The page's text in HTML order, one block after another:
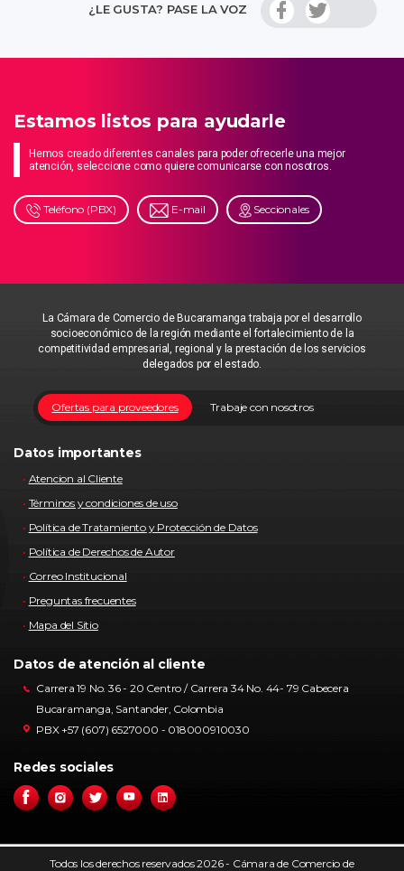
¿LE GUSTA? PASE LA VOZ
Estamos listos para ayudarle
Hemos creado diferentes canales para poder ofrecerle una mejor
atención, seleccione como quiere comunicarse con nosotros.
Teléfono (PBX) E-mail Seccionales
La Cámara de Comercio de Bucaramanga trabaja por el desarrollo
socioeconómico de la región mediante el fortalecimiento de la
competitividad empresarial, regional y la prestación de los servicios
delegados por el estado.
Trabaje con nosotros
Ofertas para proveedores
Datos importantes
Atencion al Cliente
Términos y condiciones de uso
Política de Tratamiento y Protección de Datos
Política de Derechos de Autor
Correo Institucional
Preguntas frecuentes
Mapa del Sitio
Datos de atención al cliente
Carrera 19 No. 36 - 20 Centro / Carrera 34 No. 44- 79 Cabecera
Bucaramanga, Santander, Colombia
PBX +57 (607) 6527000 - 018000910030
Redes sociales
Todos los derechos reservados 2026 - Cámara de Comercio de